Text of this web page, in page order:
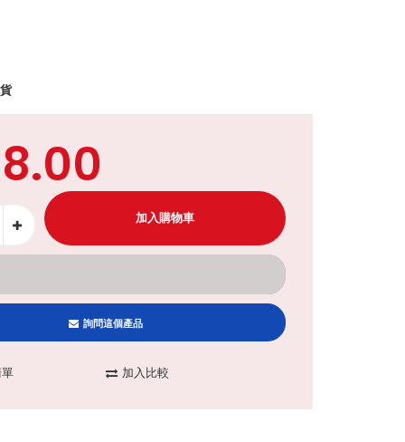
詢問這個產品
加入比較